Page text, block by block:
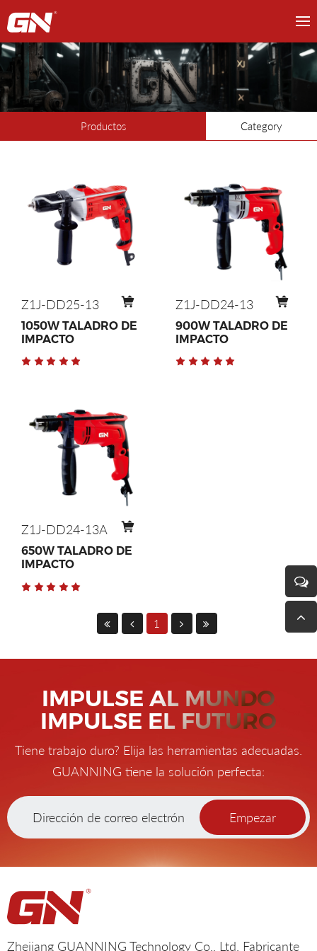
Productos Category
Z1J-DD25-13
1050W TALADRO DE
IMPACTO
Z1J-DD24-13
900W TALADRO DE
IMPACTO
Z1J-DD24-13A
650W TALADRO DE
IMPACTO
1
IMPULSE AL MUNDO
IMPULSE EL FUTURO
Tiene trabajo duro? Elija las herramientas adecuadas.
GUANNING tiene la solución perfecta:
Empezar
Zhejiang GUANNING Technology Co., Ltd. Fabricante